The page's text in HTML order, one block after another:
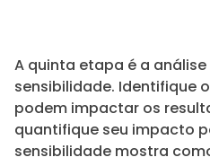
A quinta etapa é a
sensibilidade. Identifique
podem impactar os
quantifique seu impacto
sensibilidade mostra